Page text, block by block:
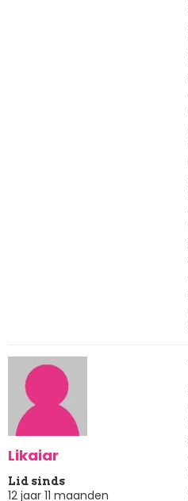
Likaiar
Lid sinds
12 jaar 11 maanden